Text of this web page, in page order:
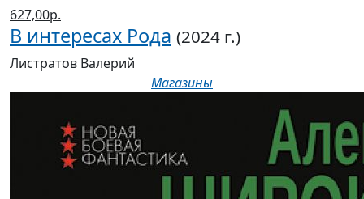
627,00р.
В интересах Рода (2024 г.)
Листратов Валерий
Магазины